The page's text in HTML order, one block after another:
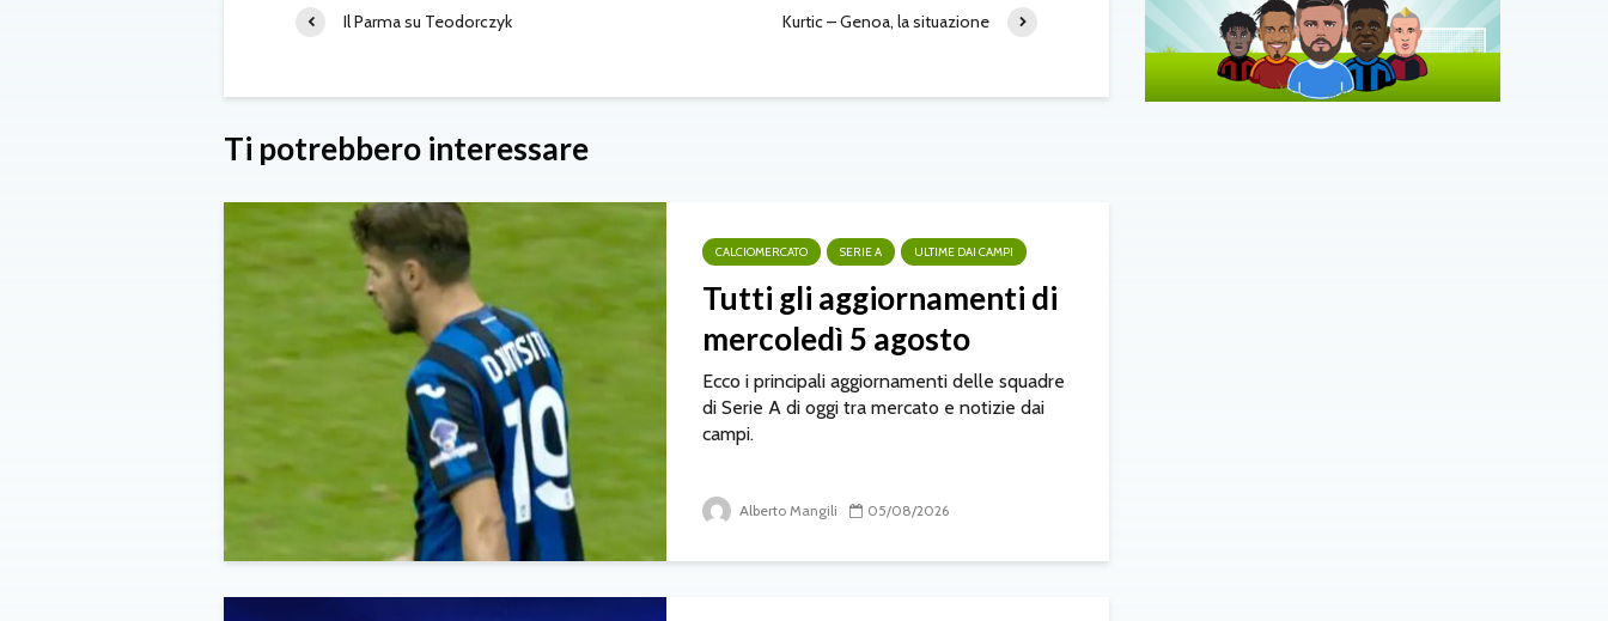
Il Parma su Teodorczyk Kurtic – Genoa, la situazione
Ti potrebbero interessare
CALCIOMERCATO SERIE A ULTIME DAI CAMPI
Tutti gli aggiornamenti di
mercoledì 5 agosto
Ecco i principali aggiornamenti delle squadre
di Serie A di oggi tra mercato e notizie dai
campi.
Alberto Mangili 05/08/2026